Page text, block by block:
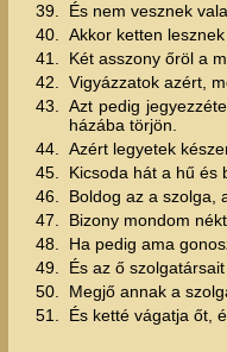
39.
És nem vesznek
40.
Akkor ketten
41.
Két asszony őröl a
42.
Vigyázzatok azért,
43.
Azt pedig
házába törjön.
44.
Azért legyetek
45.
Kicsoda hát a hű és
46.
Boldog az a szolga,
47.
Bizony mondom
48.
Ha pedig ama
49.
És az ő
50.
Megjő annak a
51.
És ketté vágatja őt,